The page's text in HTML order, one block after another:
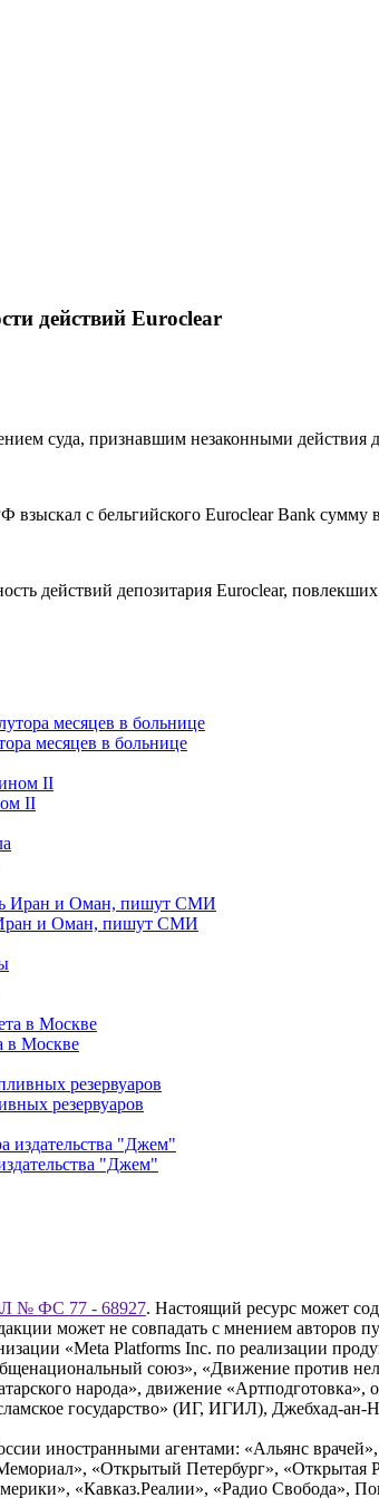
действий Euroclear
суда, признавшим незаконными действия
с бельгийского Euroclear Bank сумму
действий депозитария Euroclear,
месяцев в больнице
II
Иран и Оман, пишут СМИ
в Москве
резервуаров
"Джем"
№ ФС 77 - 68927. Настоящий ресурс может
может не совпадать с мнением авторов
«Meta Platforms Inc. по реализации
союз», «Движение
народа», движение
государство» (ИГ, ИГИЛ), Джебхад-
иностранными агентами: «Альянс
«Открытый Петербург», «Открытая
«Кавказ.Реалии», «Радио Свобода»,